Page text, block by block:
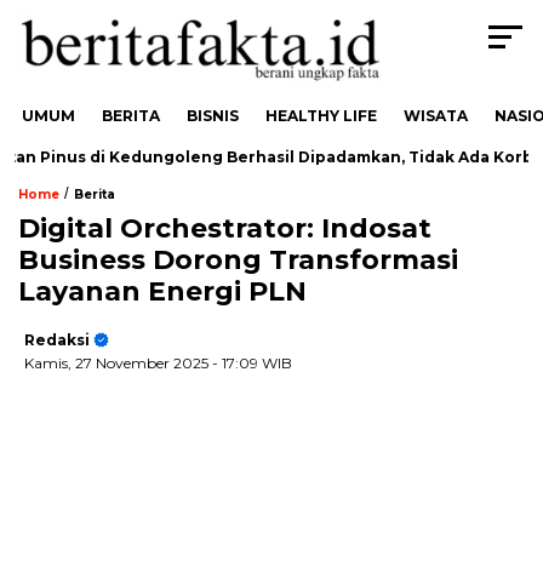
UMUM BERITA BISNIS HEALTHY LIFE WISATA
Pinus di Kedungoleng Berhasil Dipadamkan, Tidak Ada Korban
Home / Berita
Digital Orchestrator: Indosat
Business Dorong Transformasi
Layanan Energi PLN
Redaksi
Kamis, 27 November 2025 - 17:09 WIB